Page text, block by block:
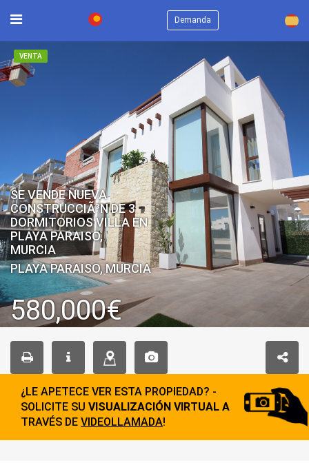
Demanda ×
VENTA
SE VENDE NUEVA
CONSTRUCCIÃ³N DE 3
DORMITORIOS VILLA EN
PLAYA PARAISO,
MURCIA
PLAYA PARAISO, MURCIA
580,000€
¿LE APETECE VER ESTA PROPIEDAD? -
SOLICITE SU VISUALIZACIÓN VIRTUAL A
TRAVÉS DE VIDEOLLAMADA!